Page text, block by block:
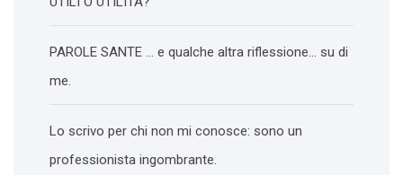
PAROLE SANTE … e qualche altra riflessione… su di
me.
Lo scrivo per chi non mi conosce: sono un
professionista ingombrante.